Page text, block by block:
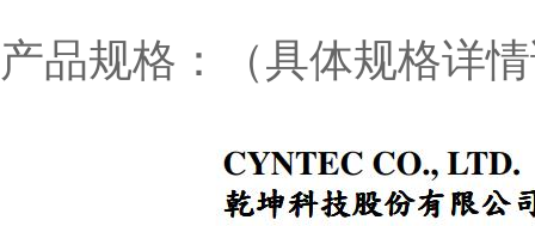
产品规格：（具体规格详